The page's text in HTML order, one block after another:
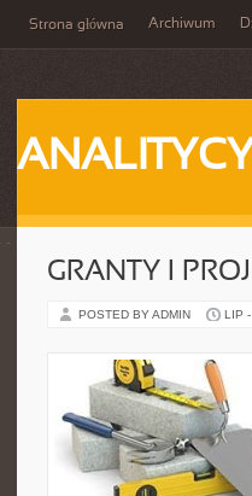
Strona główna Archiwum
ANALITYCY
GRANTY I
POSTED BY ADMIN LIP